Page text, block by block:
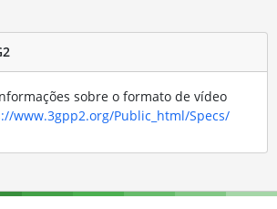
sobre o formato de vídeo
www.3gpp2.org/Public_html/Specs/